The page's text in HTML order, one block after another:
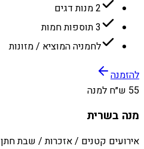
2 מנות דגים
3 תוספות חמות
לחמניה המוציא / מזונות
להזמנה
55 ש״ח למנה
מנה בשרית
אירועים קטנים / אזכרות / שבת חתן